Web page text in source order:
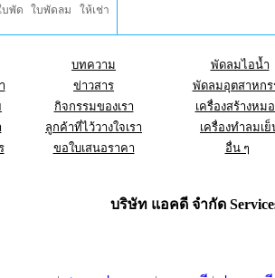
บพัด ใบพัดลม
ให้เช่า
บทความ พัดลมไอน้ำ
ข่าวสาร พัดลมอุตสาหกร
กิจกรรมของเรา เครื่องสร้างหม
ลูกค้าที่ไว้วางใจเรา เครื่องทำลมเย็
ขอใบเสนอราคา อื่น ๆ
บริษัท แอคดี จำกัด